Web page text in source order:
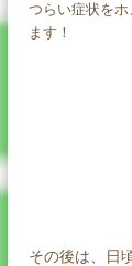
つらい症状を
ます！
その後は、日